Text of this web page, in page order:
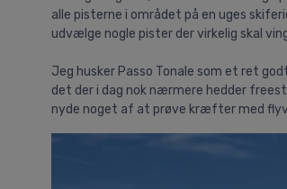
alle pisterne i området på en uges
udvælge nogle pister der virkelig skal
Jeg husker Passo Tonale som et ret
det der i dag nok nærmere hedder
nyde noget af at prøve kræfter med